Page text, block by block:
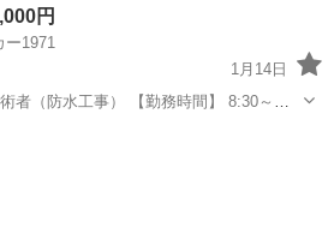
円
ー1971
1月14日
） 【勤務時間】 8:30～